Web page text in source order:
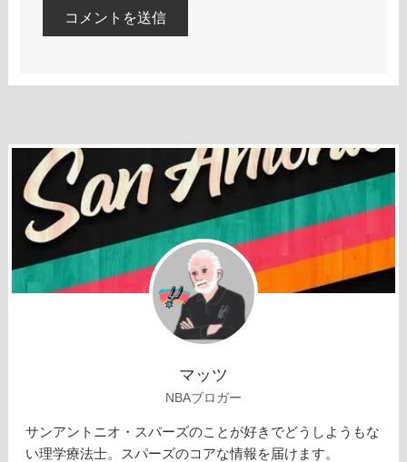
マッツ
NBAブロガー
サンアントニオ・スパーズのことが好きでどうしようもな
い理学療法士。スパーズのコアな情報を届けます。